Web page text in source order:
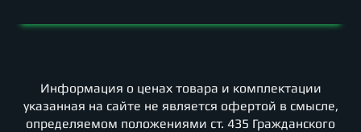
Информация о ценах товара и комплектации
указанная на сайте не является офертой в смысле,
определяемом положениями ст. 435 Гражданского